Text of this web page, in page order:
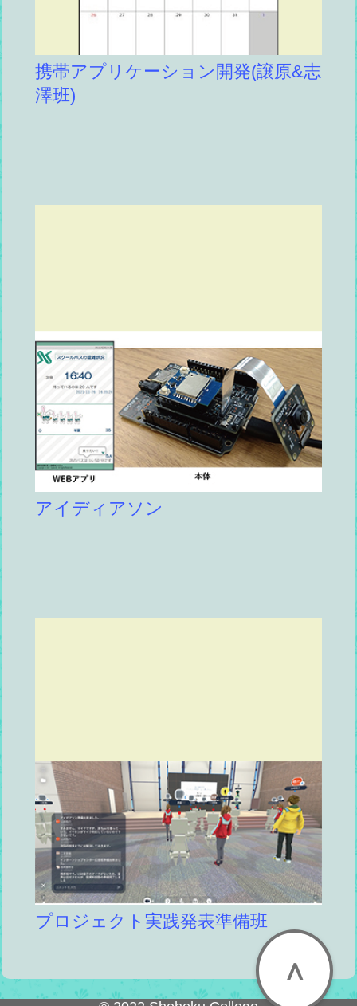
携帯アプリケーション開発(譲原&志
澤班)
アイディアソン
プロジェクト実践発表準備班
∧